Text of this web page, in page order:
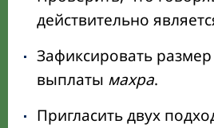
действительно
Зафиксировать
выплаты махра.
Пригласить двух